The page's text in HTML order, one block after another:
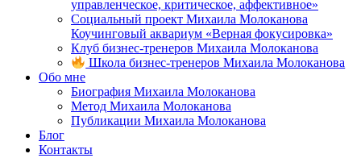
управленческое, критическое, аффективное»
Социальный проект Михаила Молоканова
Коучинговый аквариум «Верная фокусировка»
Клуб бизнес-тренеров Михаила Молоканова
Школа бизнес-тренеров Михаила Молоканова
Обо мне
Биография Михаила Молоканова
Метод Михаила Молоканова
Публикации Михаила Молоканова
Блог
Контакты